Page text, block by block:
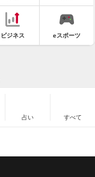
ビジネス eスポーツ
占い すべて